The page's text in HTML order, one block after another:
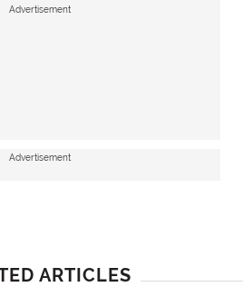
Advertisement
Advertisement
ARTICLES